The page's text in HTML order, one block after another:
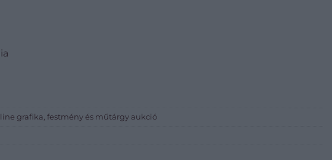
grafika, festmény és műtárgy aukció